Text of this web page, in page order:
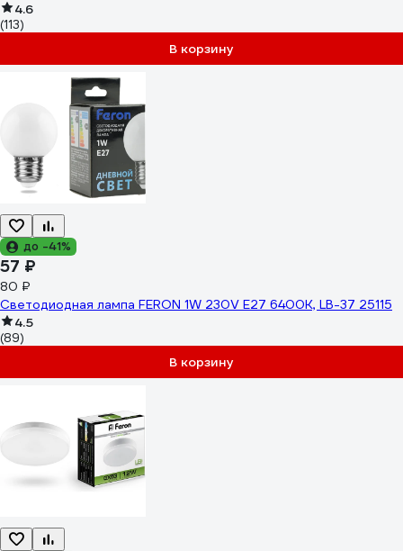
4.6
(113)
В корзину
до -41%
57 ₽
80 ₽
Светодиодная лампа FERON 1W 230V E27 6400K, LB-37 25115
4.5
(89)
В корзину